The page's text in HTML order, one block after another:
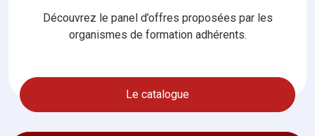
Découvrez le panel d’offres proposées par les
organismes de formation adhérents.
Le catalogue